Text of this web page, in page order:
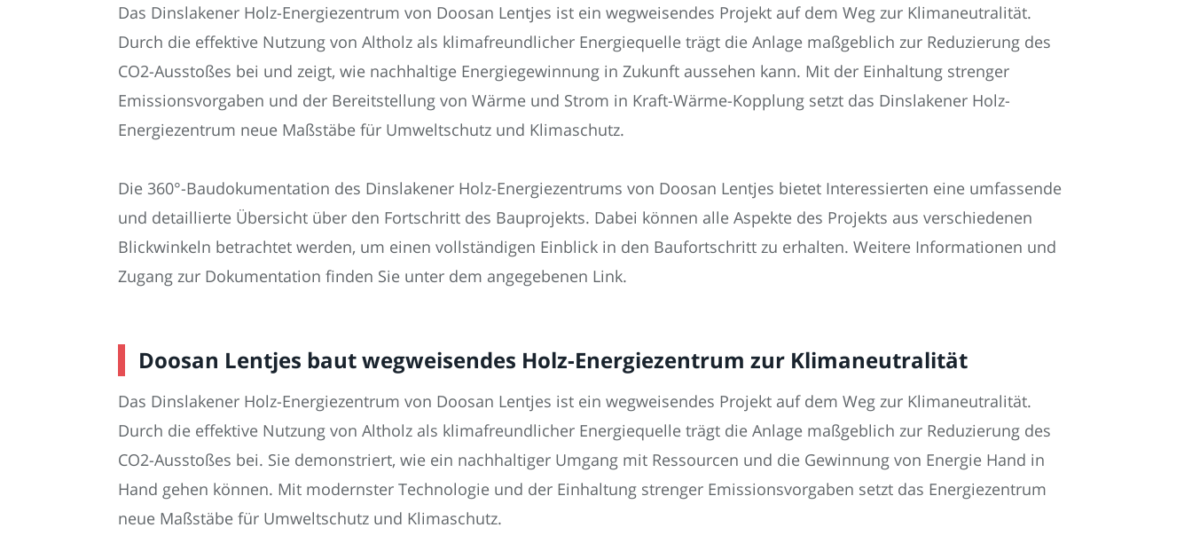
Das Dinslakener Holz-Energiezentrum von Doosan Lentjes ist ein wegweisendes Projekt auf dem Weg zur Klimaneutralität.
Durch die effektive Nutzung von Altholz als klimafreundlicher Energiequelle trägt die Anlage maßgeblich zur Reduzierung des
CO2-Ausstoßes bei und zeigt, wie nachhaltige Energiegewinnung in Zukunft aussehen kann. Mit der Einhaltung strenger
Emissionsvorgaben und der Bereitstellung von Wärme und Strom in Kraft-Wärme-Kopplung setzt das Dinslakener Holz-
Energiezentrum neue Maßstäbe für Umweltschutz und Klimaschutz.
Die 360°-Baudokumentation des Dinslakener Holz-Energiezentrums von Doosan Lentjes bietet Interessierten eine umfassende
und detaillierte Übersicht über den Fortschritt des Bauprojekts. Dabei können alle Aspekte des Projekts aus verschiedenen
Blickwinkeln betrachtet werden, um einen vollständigen Einblick in den Baufortschritt zu erhalten. Weitere Informationen und
Zugang zur Dokumentation finden Sie unter dem angegebenen Link.
Doosan Lentjes baut wegweisendes Holz-Energiezentrum zur Klimaneutralität
Das Dinslakener Holz-Energiezentrum von Doosan Lentjes ist ein wegweisendes Projekt auf dem Weg zur Klimaneutralität.
Durch die effektive Nutzung von Altholz als klimafreundlicher Energiequelle trägt die Anlage maßgeblich zur Reduzierung des
CO2-Ausstoßes bei. Sie demonstriert, wie ein nachhaltiger Umgang mit Ressourcen und die Gewinnung von Energie Hand in
Hand gehen können. Mit modernster Technologie und der Einhaltung strenger Emissionsvorgaben setzt das Energiezentrum
neue Maßstäbe für Umweltschutz und Klimaschutz.